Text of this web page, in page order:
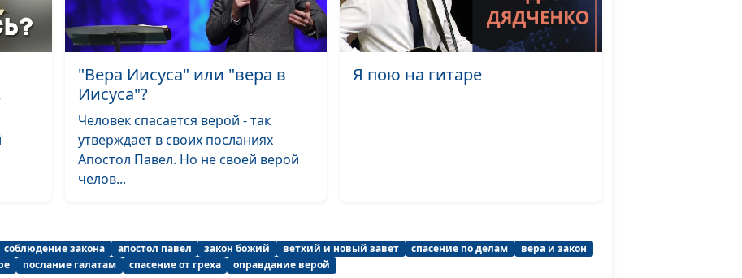
Книга Притчей -
практическая книга
Виталий Киссер,
священнослужитель
#2
Свет верующего:
Виталий Киссер,
"Вера Иисуса" или "вера в
Иисуса"?
Человек спасается верой - так
утверждает в своих посланиях
Апостол Павел. Но не своей верой
челов...
Я пою на гитаре
соблюдение закона апостол павел закон божий ветхий и новый завет спасение по делам
вера и закон
послание галатам спасение от греха оправдание верой